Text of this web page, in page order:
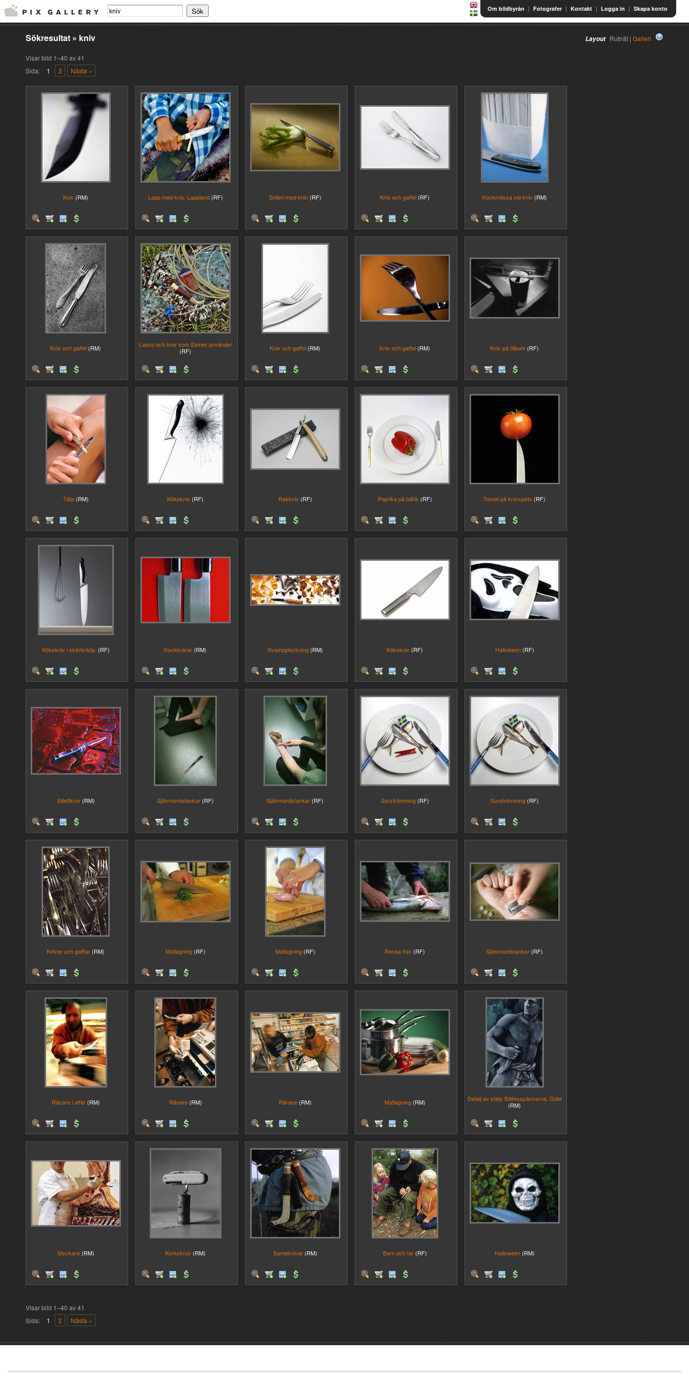
Om bildbyrån | Fotografer | Kontakt | Logga in | Skapa konto
Layout Rutnät | Galleri
Sökresultat » kniv
Visar bild 1–40 av 41
Sida:
1 2 Nästa »
Kniv (RM) Lapp med kniv, Lappland (RF) Selleri med kniv (RF) Kniv och gaffel (RF) Kockmössa vid kniv (RM)
Kniv och gaffel (RM)
Lasso och kniv som Samer använder
(RF)
Kniv och gaffel (RM) Kniv och gaffel (RM) Kniv på ölburk (RF)
Tälja (RM) Kökskniv (RF) Rakkniv (RF) Paprika på tallrik (RF) Tomat på knivspets (RF)
Kökskniv i skärbräda. (RF) Kockknivar (RM) Svampplockning (RM) Kökskniv (RF) Halloween (RF)
Stilettkniv (RM) Självmordstankar (RF) Självmordstankar (RF) Surströmming (RF) Surströmming (RF)
Knivar och gafflar (RM) Matlagning (RF) Matlagning (RF) Rensa fisk (RF) Självmordstankar (RF)
Rånare i affär (RM) Rånare (RM) Rånare (RM) Matlagning (RM)
Detalj av staty Bältesspännarna, Göte
(RM)
Styckare (RM) Korkskruv (RM) Sameknivar (RM) Barn och far (RF) Halloween (RM)
Visar bild 1–40 av 41
Sida:
1 2 Nästa »